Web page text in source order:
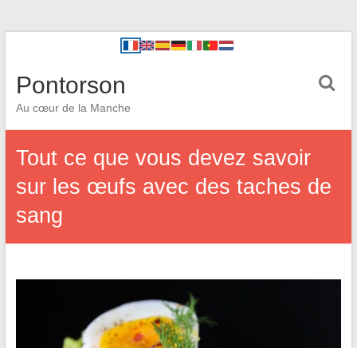
Pontorson
Au cœur de la Manche
Tout ce que vous devez savoir
sur les œufs avec des taches de
sang